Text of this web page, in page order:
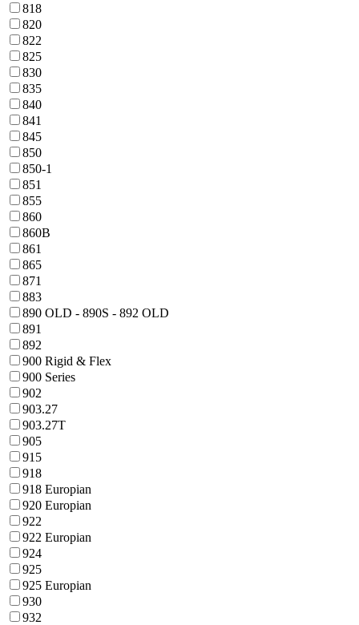
818
820
822
825
830
835
840
841
845
850
850-1
851
855
860
860B
861
865
871
883
890 OLD - 890S - 892 OLD
891
892
900 Rigid & Flex
900 Series
902
903.27
903.27T
905
915
918
918 Europian
920 Europian
922
922 Europian
924
925
925 Europian
930
932